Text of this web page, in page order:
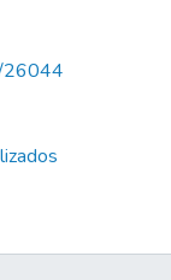
26044